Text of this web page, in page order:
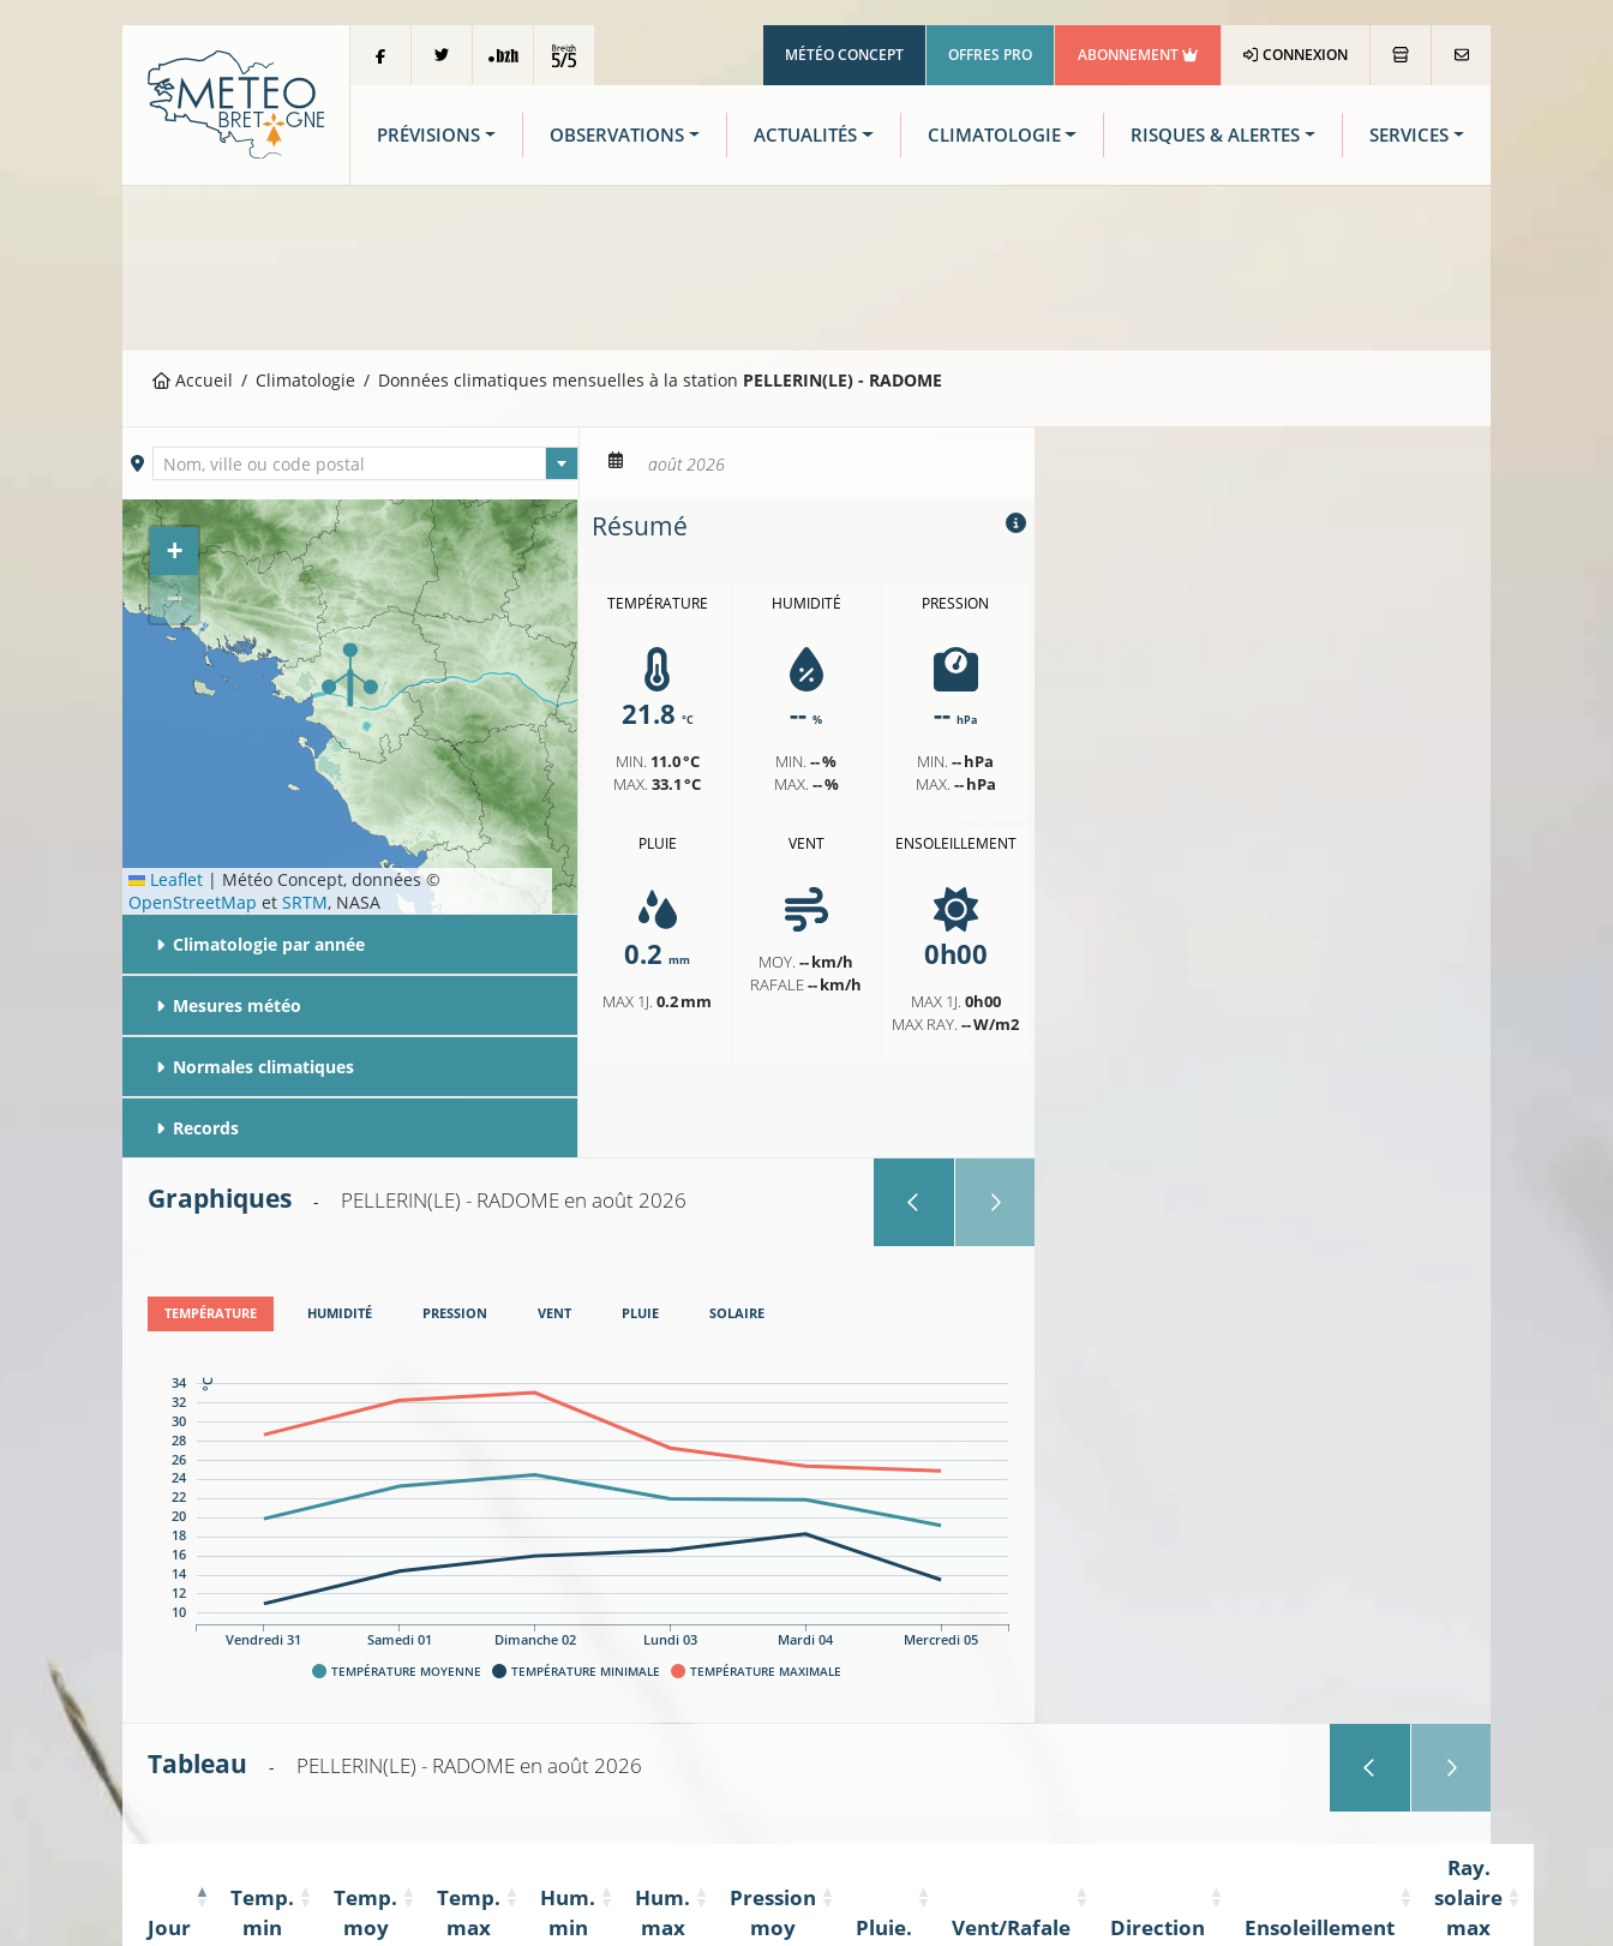
MÉTÉO CONCEPT OFFRES PRO ABONNEMENT CONNEXION
PRÉVISIONS OBSERVATIONS ACTUALITÉS CLIMATOLOGIE RISQUES & ALERTES SERVICES
Accueil Climatologie Données climatiques mensuelles à la station PELLERIN(LE) - RADOME
Ville sélectionnée
Nom, ville ou code postal
+
−
Leaflet | Météo Concept, données ©
OpenStreetMap et SRTM, NASA
Climatologie par année
Mesures météo
Normales climatiques
Records
Résumé
TEMPÉRATURE
21.8 °C
MIN. 11.0 °C
MAX.33.1 °C
HUMIDITÉ
-- %
MIN.-- %
MAX. -- %
PRESSION
-- hPa
MIN.-- hPa
MAX. -- hPa
PLUIE
0.2 mm
MAX 1J.0.2 mm
VENT
MOY.-- km/h
RAFALE-- km/h
ENSOLEILLEMENT
0h00
MAX 1J. 0h00
MAX RAY.-- W/m2
Graphiques - PELLERIN(LE) - RADOME en août 2026
TEMPÉRATURE HUMIDITÉ PRESSION VENT PLUIE SOLAIRE
Vendredi 31 Samedi 01 Dimanche 02 Lundi 03 Mardi 04 Mercredi 05
°C
10
12
14
16
18
20
22
24
26
28
30
32
34
TEMPÉRATURE MOYENNE TEMPÉRATURE MINIMALE TEMPÉRATURE MAXIMALE
Tableau - PELLERIN(LE) - RADOME en août 2026
Jour
Temp.
min
Temp.
moy
Temp.
max
Hum.
min
Hum.
max
Pression
moy
Pluie. Vent/Rafale Direction Ensoleillement
Ray.
solaire
max